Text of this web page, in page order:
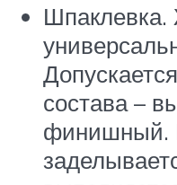
Шпаклевка.
состава –
финишный.